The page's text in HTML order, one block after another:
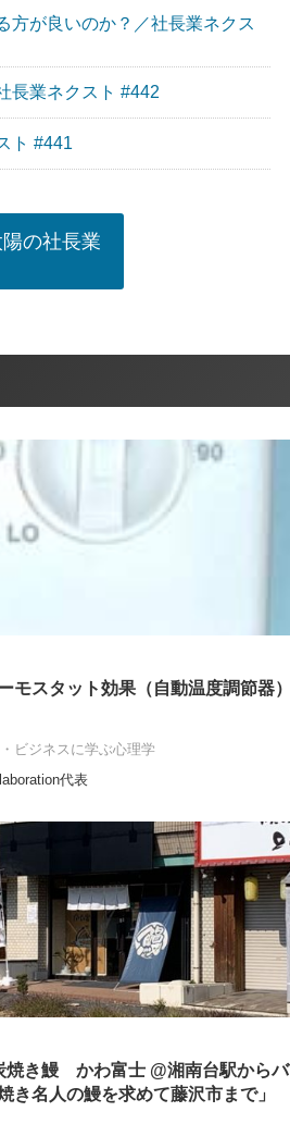
方が良いのか？／社長業ネクス
長業ネクスト #442
ト #441
の社長業
スタット効果（自動温度調節器）
ビジネスに学ぶ心理学
代表
き鰻 かわ富士 @湘南台駅からバ
名人の鰻を求めて藤沢市まで」